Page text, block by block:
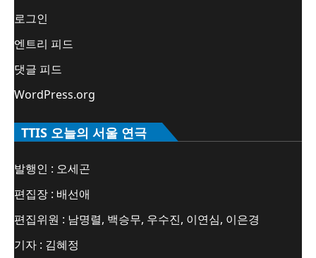
로그인
엔트리 피드
댓글 피드
WordPress.org
TTIS 오늘의 서울 연극
발행인 : 오세곤
편집장 : 배선애
편집위원 : 남명렬, 백승무, 우수진, 이연심, 이은경
기자 : 김혜정